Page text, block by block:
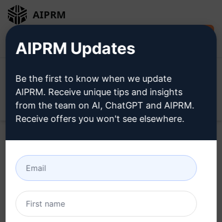
AIPRM
Probieren Sie dieses
Claude
Promptjetzt aus
AIPRM Updates
Be the first to know when we update
AIPRM. Receive unique tips and insights
from the team on AI, ChatGPT and AIPRM.
Receive offers you won't see elsewhere.